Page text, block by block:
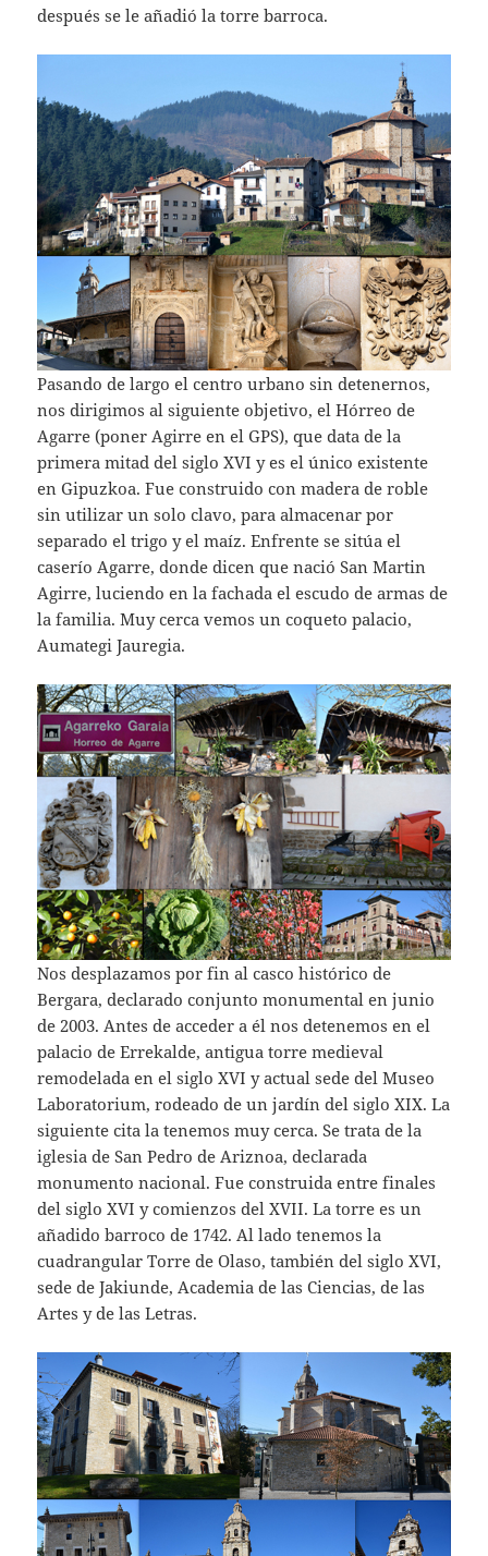
después se le añadió la torre barroca.
Pasando de largo el centro urbano sin detenernos,
nos dirigimos al siguiente objetivo, el Hórreo de
Agarre (poner Agirre en el GPS), que data de la
primera mitad del siglo XVI y es el único existente
en Gipuzkoa. Fue construido con madera de roble
sin utilizar un solo clavo, para almacenar por
separado el trigo y el maíz. Enfrente se sitúa el
caserío Agarre, donde dicen que nació San Martin
Agirre, luciendo en la fachada el escudo de armas de
la familia. Muy cerca vemos un coqueto palacio,
Aumategi Jauregia.
Nos desplazamos por fin al casco histórico de
Bergara, declarado conjunto monumental en junio
de 2003. Antes de acceder a él nos detenemos en el
palacio de Errekalde, antigua torre medieval
remodelada en el siglo XVI y actual sede del Museo
Laboratorium, rodeado de un jardín del siglo XIX. La
siguiente cita la tenemos muy cerca. Se trata de la
iglesia de San Pedro de Ariznoa, declarada
monumento nacional. Fue construida entre finales
del siglo XVI y comienzos del XVII. La torre es un
añadido barroco de 1742. Al lado tenemos la
cuadrangular Torre de Olaso, también del siglo XVI,
sede de Jakiunde, Academia de las Ciencias, de las
Artes y de las Letras.